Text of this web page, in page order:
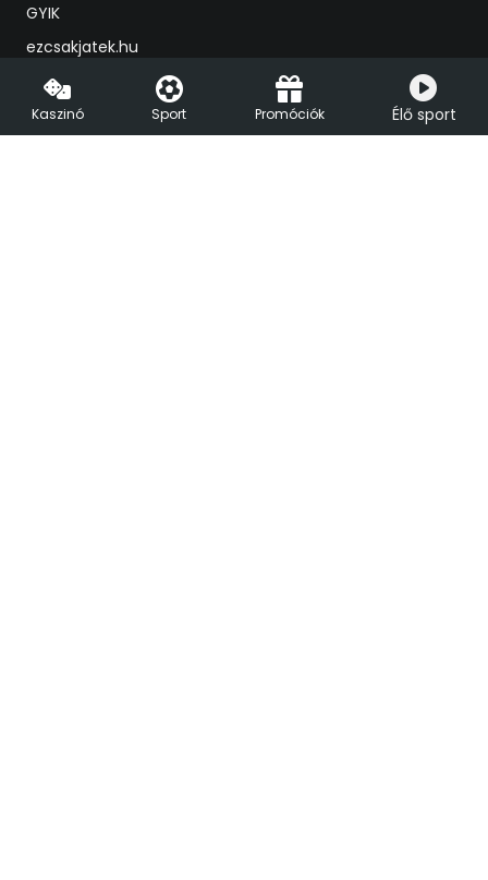
GYIK
ezcsakjatek.hu
Süti beállítások
Vegas.hu
Földi kaszinóink
Kaszinó Sport Promóciók Élő sport